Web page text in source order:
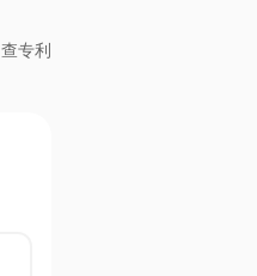
查专利